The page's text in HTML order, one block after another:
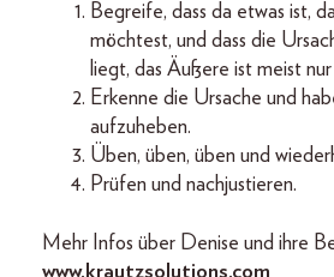
Begreife, dass da etwas ist,
möchtest, und dass die
liegt, das Äußere ist meist
Erkenne die Ursache und
aufzuheben.
Üben, üben, üben und
Prüfen und nachjustieren.
Mehr Infos über Denise und ihre
www.krautzsolutions.com